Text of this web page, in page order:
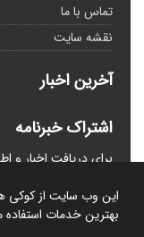
این وب سایت از کوکی ها
بهترین خدمات
تماس با ما
نقشه سایت
آخرین اخبار
اشتراک خبرنامه
برای دریافت اخبار و